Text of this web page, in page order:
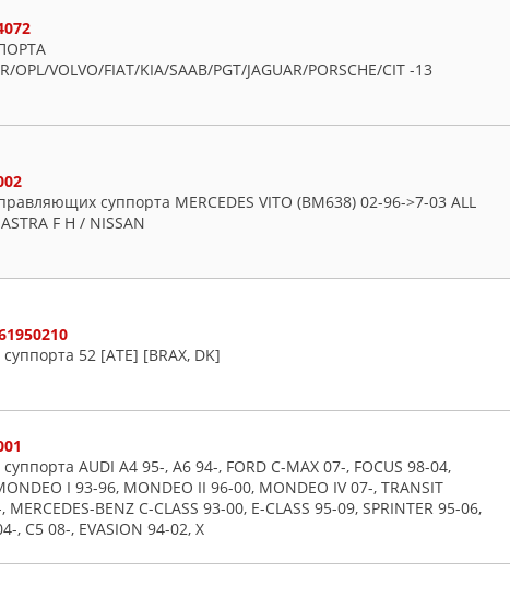
OPL/VOLVO/FIAT/KIA/SAAB/PGT/JAGUAR/PORSCHE/CIT -13
суппорта MERCEDES VITO (BM638) 02-96->7-03 ALL
F H / NISSAN
52 [ATE] [BRAX, DK]
AUDI A4 95-, A6 94-, FORD C-MAX 07-, FOCUS 98-04,
I 93-96, MONDEO II 96-00, MONDEO IV 07-, TRANSIT
MERCEDES-BENZ C-CLASS 93-00, E-CLASS 95-09, SPRINTER 95-06,
, C5 08-, EVASION 94-02, X